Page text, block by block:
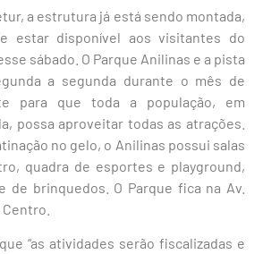
a estrutura já está sendo montada,
estar disponível aos visitantes do
sábado. O Parque Anilinas e a pista
a segunda durante o mês de
para que toda a população, em
possa aproveitar todas as atrações.
no gelo, o Anilinas possui salas
quadra de esportes e playground,
de brinquedos. O Parque fica na Av.
“as atividades serão fiscalizadas e